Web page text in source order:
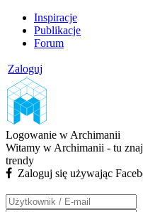
Inspiracje
Publikacje
Forum
Zaloguj
Logowanie w Archimanii
Witamy w Archimanii - tu
trendy
Zaloguj się używając